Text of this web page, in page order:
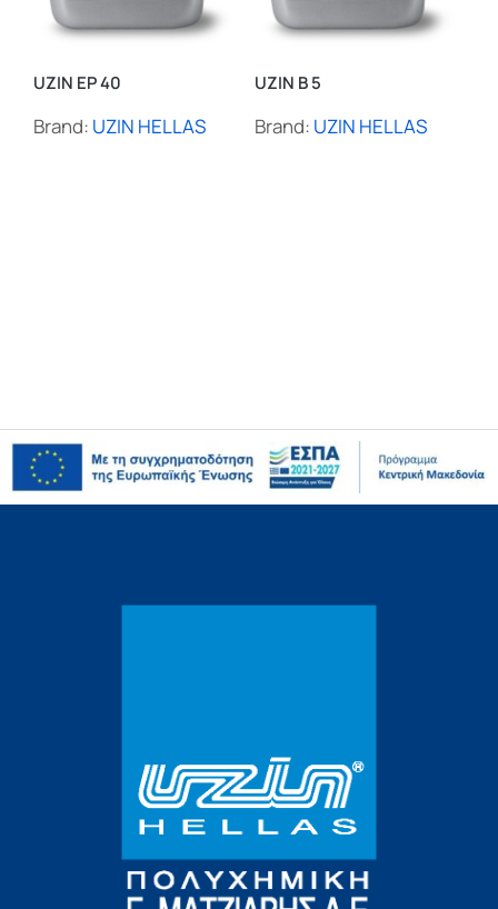
UZIN EP 40
Brand: UZIN HELLAS
UZIN B 5
Brand: UZIN HELLAS